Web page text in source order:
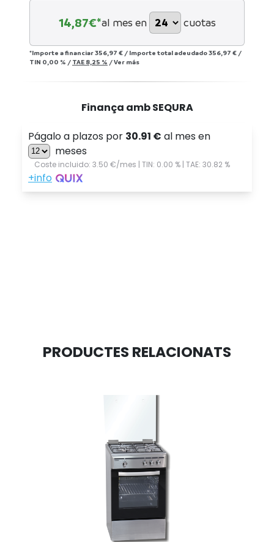
14,87€*al mes en cuotas
*Importe a financiar356,97 € / Importe total adeudado356,97 € /
TIN 0,00 % / TAE 8,25 % /Ver más
Finança amb SEQURA
PRODUCTES RELACIONATS